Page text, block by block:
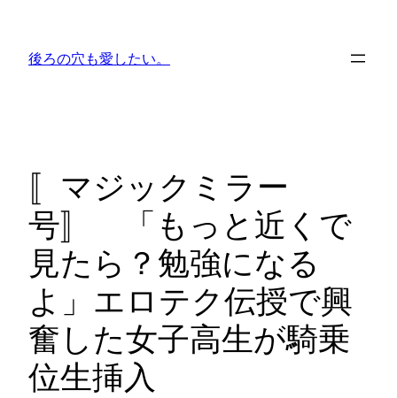
後ろの穴も愛したい。
〚マジックミラー
号〛 「もっと近くで
見たら？勉強になる
よ」エロテク伝授で興
奮した女子高生が騎乗
位生挿入